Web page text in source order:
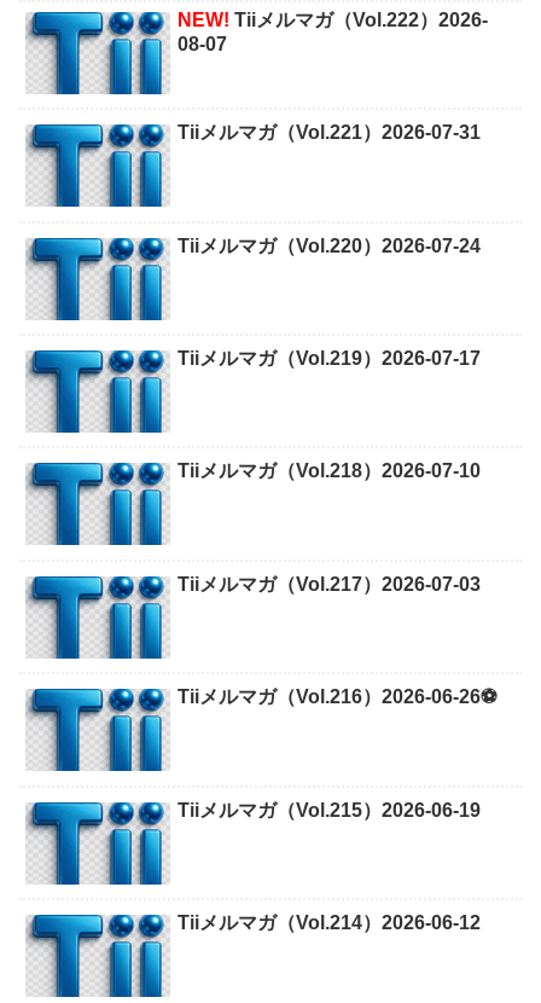
NEW!Tiiメルマガ（Vol.222）2026-
08-07
Tiiメルマガ（Vol.221）2026-07-31
Tiiメルマガ（Vol.220）2026-07-24
Tiiメルマガ（Vol.219）2026-07-17
Tiiメルマガ（Vol.218）2026-07-10
Tiiメルマガ（Vol.217）2026-07-03
Tiiメルマガ（Vol.216）2026-06-26⚽
Tiiメルマガ（Vol.215）2026-06-19
Tiiメルマガ（Vol.214）2026-06-12